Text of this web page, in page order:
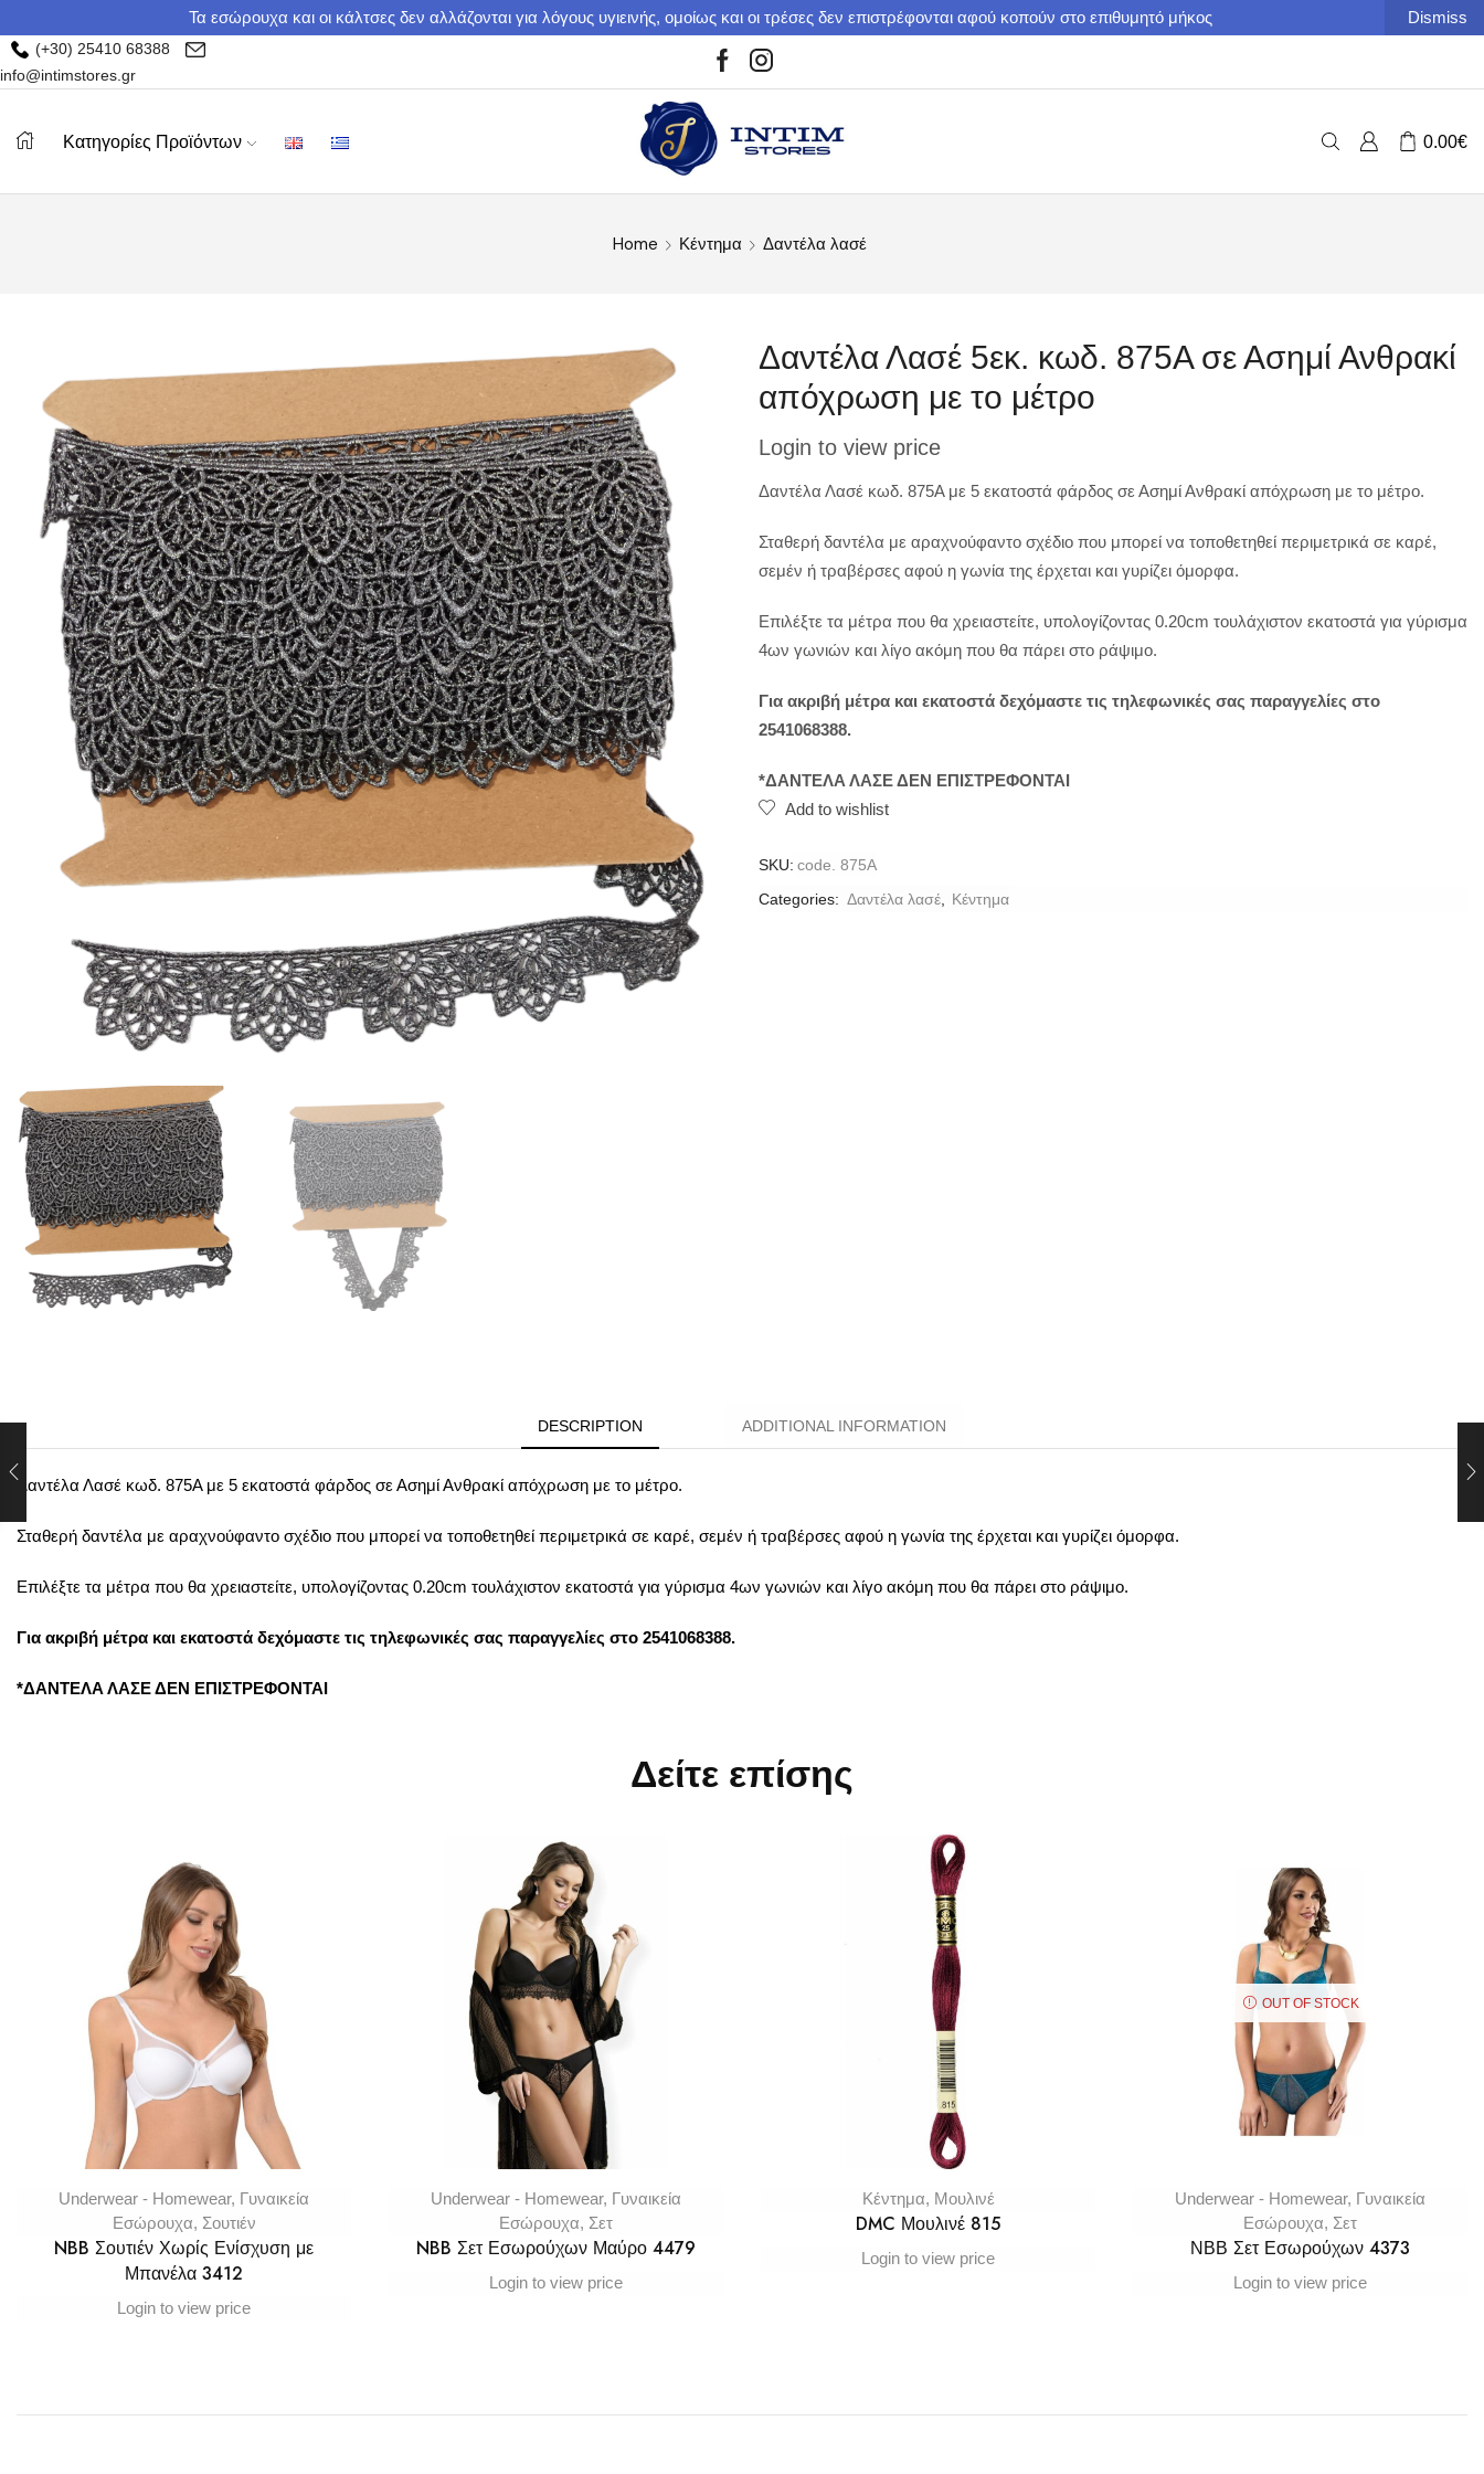
Τα εσώρουχα και οι κάλτσες δεν αλλάζονται για λόγους υγιεινής, ομοίως και οι τρέσες δεν επιστρέφονται αφού κοπούν στο επιθυμητό μήκος Dismiss
(+30) 25410 68388
info@intimstores.gr
Κατηγορίες Προϊόντων 0.00€
Home Κέντημα Δαντέλα λασέ
Δαντέλα Λασέ 5εκ. κωδ. 875A σε Ασημί Ανθρακί
απόχρωση με το μέτρο
Login to view price
Δαντέλα Λασέ κωδ. 875A με 5 εκατοστά φάρδος σε Ασημί Ανθρακί απόχρωση με το μέτρο.
Σταθερή δαντέλα με αραχνούφαντο σχέδιο που μπορεί να τοποθετηθεί περιμετρικά σε καρέ,
σεμέν ή τραβέρσες αφού η γωνία της έρχεται και γυρίζει όμορφα.
Επιλέξτε τα μέτρα που θα χρειαστείτε, υπολογίζοντας 0.20cm τουλάχιστον εκατοστά για γύρισμα
4ων γωνιών και λίγο ακόμη που θα πάρει στο ράψιμο.
Για ακριβή μέτρα και εκατοστά δεχόμαστε τις τηλεφωνικές σας παραγγελίες στο
2541068388.
*ΔΑΝΤΕΛΑ ΛΑΣΕ ΔΕΝ ΕΠΙΣΤΡΕΦΟΝΤΑΙ
Add to wishlist
SKU: code. 875A
Categories: Δαντέλα λασέ Κέντημα
DESCRIPTION ADDITIONAL INFORMATION
Δαντέλα Λασέ κωδ. 875A με 5 εκατοστά φάρδος σε Ασημί Ανθρακί απόχρωση με το μέτρο.
Σταθερή δαντέλα με αραχνούφαντο σχέδιο που μπορεί να τοποθετηθεί περιμετρικά σε καρέ, σεμέν ή τραβέρσες αφού η γωνία της έρχεται και γυρίζει όμορφα.
Επιλέξτε τα μέτρα που θα χρειαστείτε, υπολογίζοντας 0.20cm τουλάχιστον εκατοστά για γύρισμα 4ων γωνιών και λίγο ακόμη που θα πάρει στο ράψιμο.
Για ακριβή μέτρα και εκατοστά δεχόμαστε τις τηλεφωνικές σας παραγγελίες στο 2541068388.
*ΔΑΝΤΕΛΑ ΛΑΣΕ ΔΕΝ ΕΠΙΣΤΡΕΦΟΝΤΑΙ
Δείτε επίσης
Underwear - Homewear, Γυναικεία
Εσώρουχα, Σουτιέν
NBB Σουτιέν Χωρίς Ενίσχυση με
Μπανέλα 3412
Login to view price
Underwear - Homewear, Γυναικεία
Εσώρουχα, Σετ
NBB Σετ Εσωρούχων Μαύρο 4479
Login to view price
Κέντημα, Μουλινέ
DMC Μουλινέ 815
Login to view price
OUT OF STOCK
Underwear - Homewear, Γυναικεία
Εσώρουχα, Σετ
ΝΒΒ Σετ Εσωρούχων 4373
Login to view price